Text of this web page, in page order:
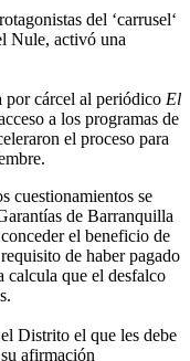
del ‘carrusel‘
Nule, activó una
por cárcel al periódico El
a los programas de
el proceso para
cuestionamientos se
de Barranquilla
el beneficio de
de haber pagado
calcula que el desfalco
Distrito el que les debe
afirmación